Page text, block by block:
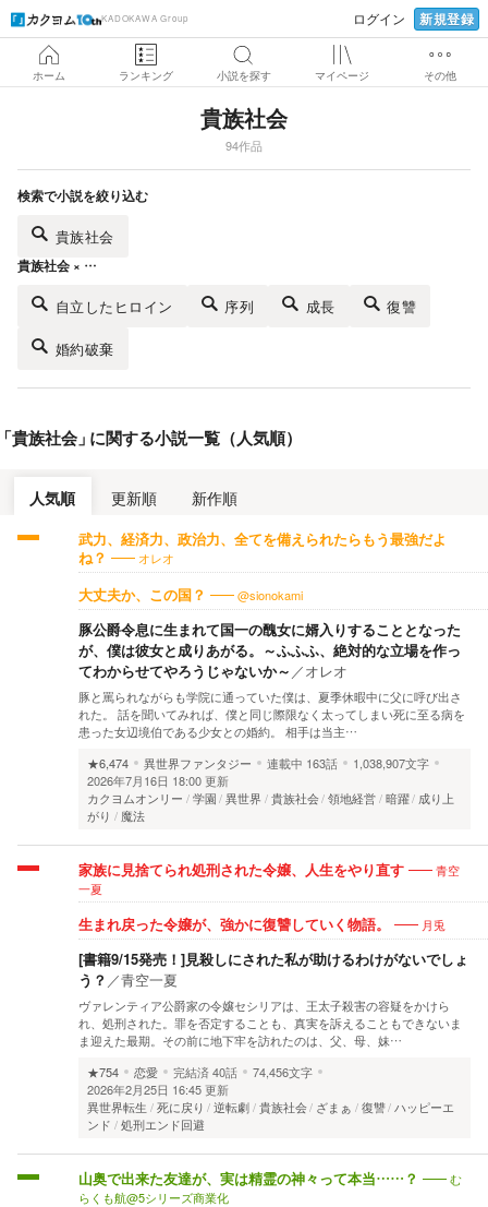
KADOKAWA Group ログイン 新規登録
ホーム ランキング 小説を探す マイページ その他
貴族社会
94作品
検索で小説を絞り込む
貴族社会
貴族社会 × …
自立したヒロイン 序列 成長 復讐
婚約破棄
貴族社会 」に関する小説一覧（人気順）
人気順 更新順 新作順
武力、経済力、政治力、全てを備えられたらもう最強だよ
ね？
オレオ
大丈夫か、この国？ @sionokami
豚公爵令息に生まれて国一の醜女に婿入りすることとなった
が、僕は彼女と成りあがる。～ふふふ、絶対的な立場を作っ
てわからせてやろうじゃないか～ ／オレオ
豚と罵られながらも学院に通っていた僕は、夏季休暇中に父に呼び出さ
れた。 話を聞いてみれば、僕と同じ際限なく太ってしまい死に至る病を
患った女辺境伯である少女との婚約。 相手は当主…
★6,474
異世界ファンタジー 連載中 163話
1,038,907文字
2026年7月16日 18:00 更新
カクヨムオンリー
学園 異世界 貴族社会 領地経営 暗躍 成り上
がり
魔法
家族に見捨てられ処刑された令嬢、人生をやり直す
青空
一夏
生まれ戻った令嬢が、強かに復讐していく物語。 月兎
[書籍9/15発売！]見殺しにされた私が助けるわけがないでしょ
う？ ／青空一夏
ヴァレンティア公爵家の令嬢セシリアは、王太子殺害の容疑をかけら
れ、処刑された。罪を否定することも、真実を訴えることもできないま
ま迎えた最期。その前に地下牢を訪れたのは、父、母、妹…
★754
恋愛 完結済40話
74,456文字
2026年2月25日 16:45 更新
異世界転生
死に戻り 逆転劇 貴族社会 ざまぁ 復讐 ハッピーエ
ンド
処刑エンド回避
山奥で出来た友達が、実は精霊の神々って本当……？
む
らくも航@5シリーズ商業化